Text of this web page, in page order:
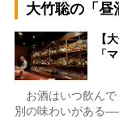
大竹聡の「昼
【
「
お酒はいつ飲んで
別の味わいがある